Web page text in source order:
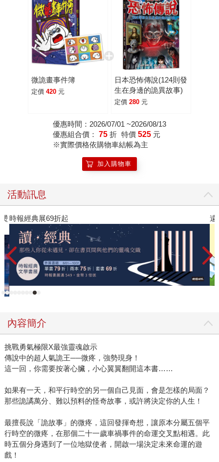
微詭畫事件簿
定價 420 元
日本恐怖傳說(124則發
生在身邊的詭異故事)
定價 280 元
優惠時間：2026/07/01 ~2026/08/13
優惠組合價： 75 折 特價 525 元
※實際價格依購物車結帳為主
加入購物車
活動訊息
遠流童書展75折起
內容簡介
挑戰勇氣極限X最強靈魂啟示
傳說中的超人氣詭王──微疼，強勢現身！
這一回，你需要按著心臟，小心翼翼翻開這本書……
如果有一天，和平行時空的另一個自己見面，會是怎樣的局面？
那些詭譎萬分、難以預料的怪奇故事，或許將決定你的人生！
最擅長說「詭故事」的微疼，這回發揮奇想，讓原本分屬五個平
行時空的微疼，在那個二十一歲車禍事件的命運交叉點相遇。此
時五個分身遇到了一位地獄使者，開啟一場決定未來命運的遊
戲！